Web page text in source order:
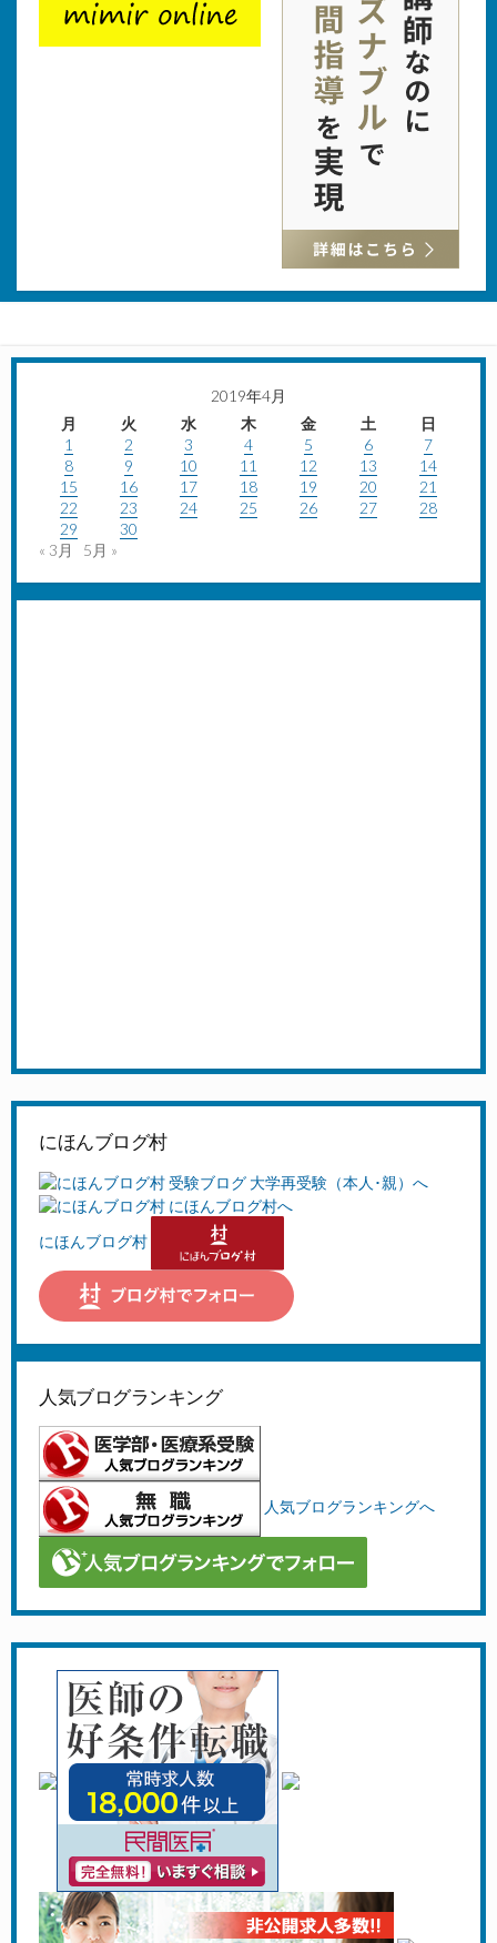
2019年4月
月
火 水 木 金 土
日
1
2 3 4 5 6
7
8
9 10 11 12 13
14
15
16 17 18 19 20
21
22
23 24 25 26 27
28
29
30
« 3月
5月 »
にほんブログ村
にほんブログ村
人気ブログランキング
人気ブログランキングへ